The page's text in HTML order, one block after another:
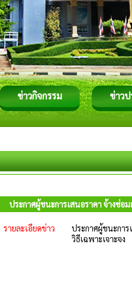
ข่าวกิจกรรม ข่าว
ประกาศผู้ชนะการเสนอราคา จ้างซ่
รายละเอียดข่าว
ประกาศผู้ชนะกา
วิธีเฉพาะเจาะจง